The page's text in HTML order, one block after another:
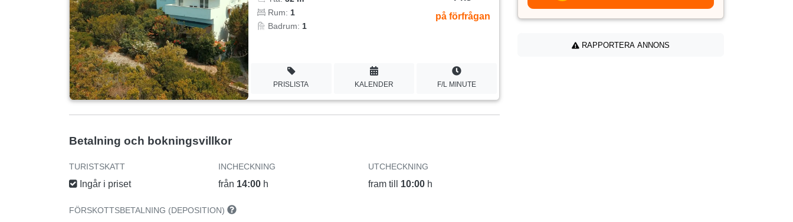
Rum: 1
Badrum: 1
på förfrågan
PRISLISTA KALENDER F/L MINUTE
Betalning och bokningsvillkor
TURISTSKATT
Ingår i priset
INCHECKNING
från 14:00 h
UTCHECKNING
fram till 10:00h
FÖRSKOTTSBETALNING (DEPOSITION)
RAPPORTERA ANNONS